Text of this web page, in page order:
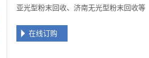
亚光型粉末回收、济南无光型粉末回收等
在线订购